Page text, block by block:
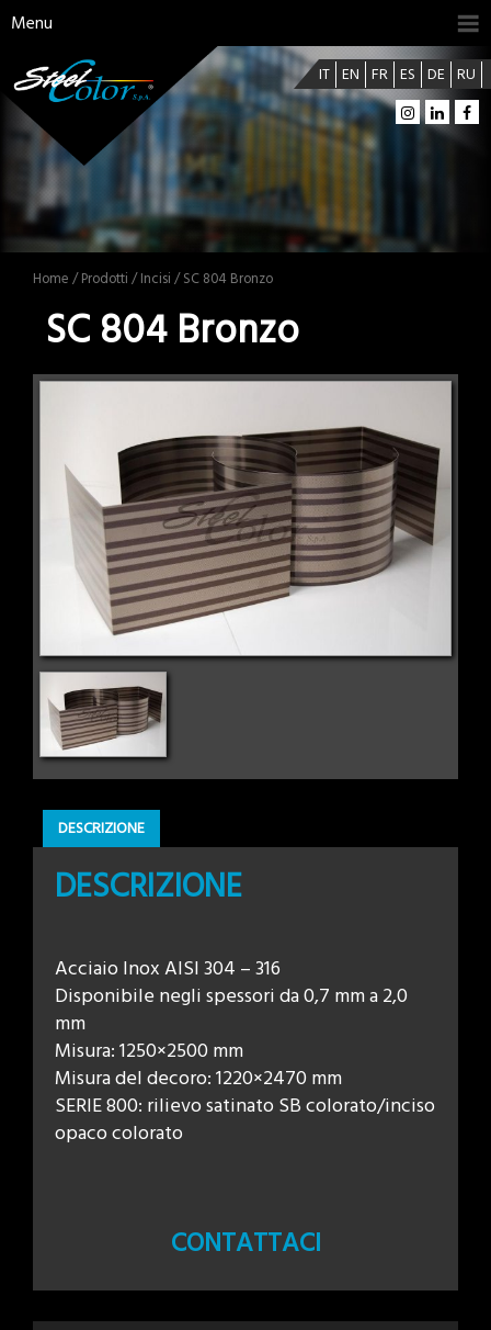
Menu
IT EN FR ES DE RU
Home /Prodotti /Incisi / SC 804 Bronzo
SC 804 Bronzo
DESCRIZIONE
DESCRIZIONE
Acciaio Inox AISI 304 – 316
Disponibile negli spessori da 0,7 mm a 2,0
mm
Misura: 1250×2500 mm
Misura del decoro: 1220×2470 mm
SERIE 800: rilievo satinato SB colorato/inciso
opaco colorato
CONTATTACI